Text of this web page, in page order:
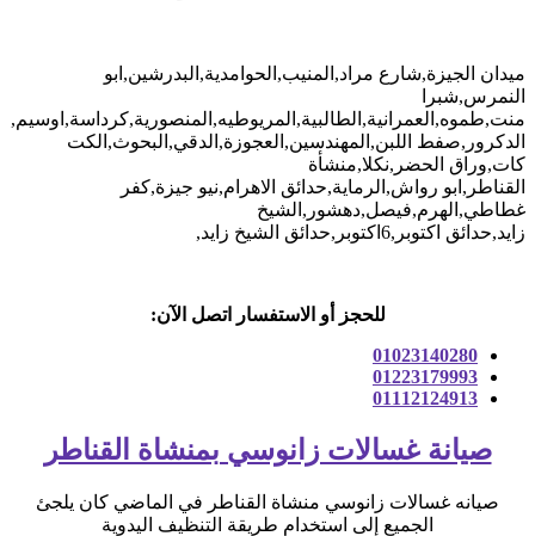
ميدان الجيزة,شارع مراد,المنيب,الحوامدية,البدرشين,ابو
النمرس,شبرا
الدكرور,صفط اللبن,المهندسين,العجوزة,الدقي,البحوث,الكت
كات,وراق الحضر,نكلا,منشأة
القناطر,ابو رواش,الرماية,حدائق الاهرام,نيو جيزة,كفر
غطاطي,الهرم,فيصل,دهشور,الشيخ
زايد,حدائق اكتوبر,6اكتوبر,حدائق الشيخ زايد,
للحجز أو الاستفسار اتصل الآن:
01023140280
01223179993
01112124913
صيانة غسالات زانوسي بمنشاة القناطر
صيانه غسالات زانوسي منشاة القناطر في الماضي كان يلجئ
الجميع إلى استخدام طريقة التنظيف اليدوية